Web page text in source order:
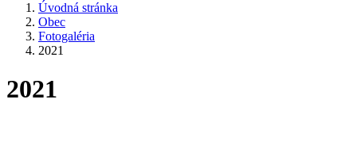
Úvodná stránka
Obec
Fotogaléria
2021
2021